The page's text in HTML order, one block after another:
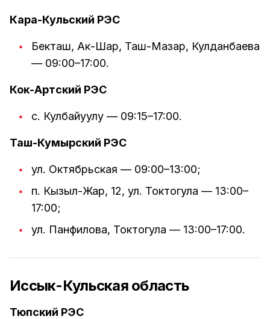
Кара-Кульский РЭС
Бекташ, Ак-Шар, Таш-Мазар, Кулданбаева
— 09:00–17:00.
Кок-Артский РЭС
с. Кулбайуулу — 09:15–17:00.
Таш-Кумырский РЭС
ул. Октябрьская — 09:00–13:00;
п. Кызыл-Жар, 12, ул. Токтогула — 13:00–
17:00;
ул. Панфилова, Токтогула — 13:00–17:00.
Иссык-Кульская область
Тюпский РЭС